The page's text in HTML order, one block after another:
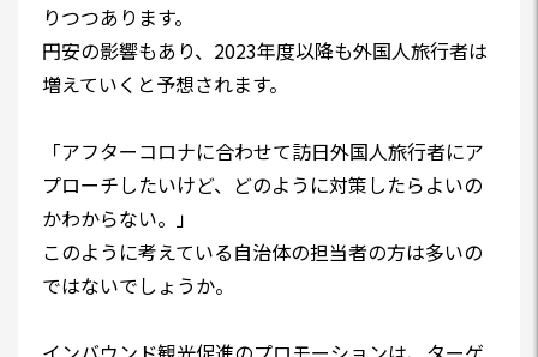
りつつあります。
円安の影響もあり、2023年度以降も外国人旅行者は
増えていくと予想されます。
「アフターコロナに合わせて訪日外国人旅行者にア
プローチしたいけど、どのように対策したらよいの
かわからない。」
このように考えている自治体の担当者の方は多いの
ではないでしょうか。